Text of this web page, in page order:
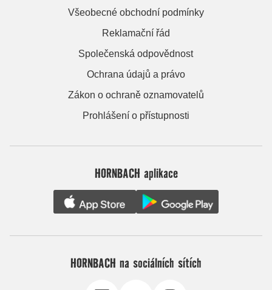
Všeobecné obchodní podmínky
Reklamační řád
Společenská odpovědnost
Ochrana údajů a právo
Zákon o ochraně oznamovatelů
Prohlášení o přístupnosti
HORNBACH aplikace
HORNBACH na sociálních sítích